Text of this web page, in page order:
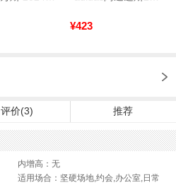
¥423
评价(3) 推荐
内增高：无
适用场合：坚硬场地,约会,办公室,日常